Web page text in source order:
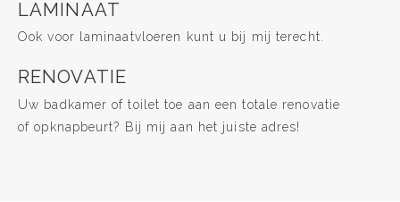
LAMINAAT
Ook voor laminaatvloeren kunt u bij mij terecht.
RENOVATIE
Uw badkamer of toilet toe aan een totale renovatie
of opknapbeurt? Bij mij aan het juiste adres!